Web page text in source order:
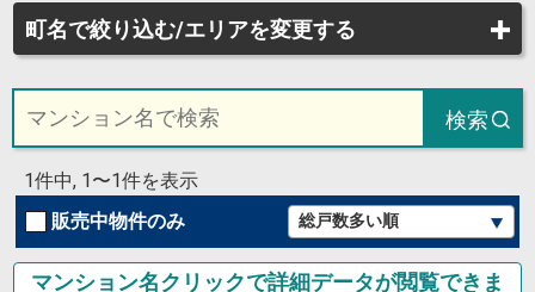
町名で絞り込む/エリアを変更する
検索
1件中, 1〜1件を表示
販売中物件のみ
マンション名クリックで詳細データが閲覧できま